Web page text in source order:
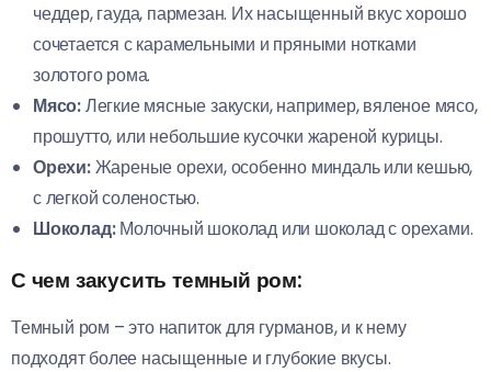
чеддер, гауда, пармезан. Их насыщенный вкус хорошо
сочетается с карамельными и пряными нотками
золотого рома.
Мясо:Легкие мясные закуски, например, вяленое мясо,
прошутто, или небольшие кусочки жареной курицы.
Орехи:Жареные орехи, особенно миндаль или кешью,
с легкой соленостью.
Шоколад:Молочный шоколад или шоколад с орехами.
С чем закусить темный ром:
Темный ром – это напиток для гурманов, и к нему
подходят более насыщенные и глубокие вкусы.